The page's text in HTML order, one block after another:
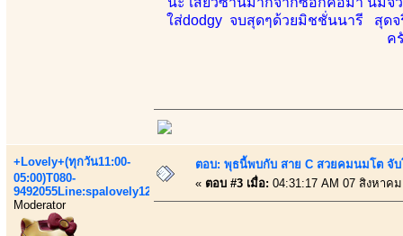
ใส่dodgy จบสุดๆด้วยมิชชั่นนารี สุด
ค
+Lovely+(ทุกวัน11:00-
05:00)T080-
9492055Line:spalovely123
Moderator
ตอบ: พุธนี้พบกับ สาย C สวยคมนมโต จั
« ตอบ #3 เมื่อ: 04:31:17 AM 07 สิงหาค